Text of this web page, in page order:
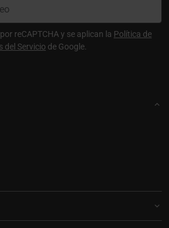
reCAPTCHA y se aplican la Política de
del Servicio de Google.